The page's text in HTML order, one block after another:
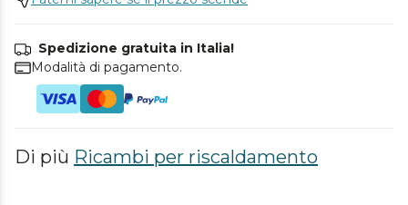
Spedizione gratuita in Italia!
Modalità di pagamento.
Di più Ricambi per riscaldamento